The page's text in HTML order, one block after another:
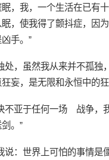
，我，一个生活在已有
，使我得了颤抖症，因
手。”
处，虽然我从来并不孤
妄，是无限和永恒中的
不亚于任何一场 战争，
。”
说：世界上可怕的事情